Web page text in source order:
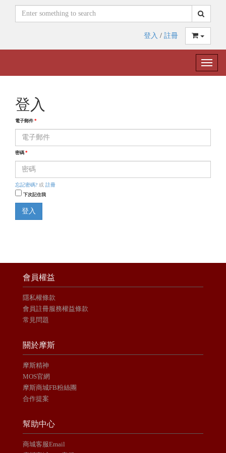
登入 / 註冊
Toggle
登入
電子郵件 *
密碼 *
忘記密碼? 或 註冊
下次記住我
登入
會員權益
隱私權條款
會員註冊服務權益條款
常見問題
關於摩斯
摩斯精神
MOS官網
摩斯商城FB粉絲團
合作提案
幫助中心
商城客服Email